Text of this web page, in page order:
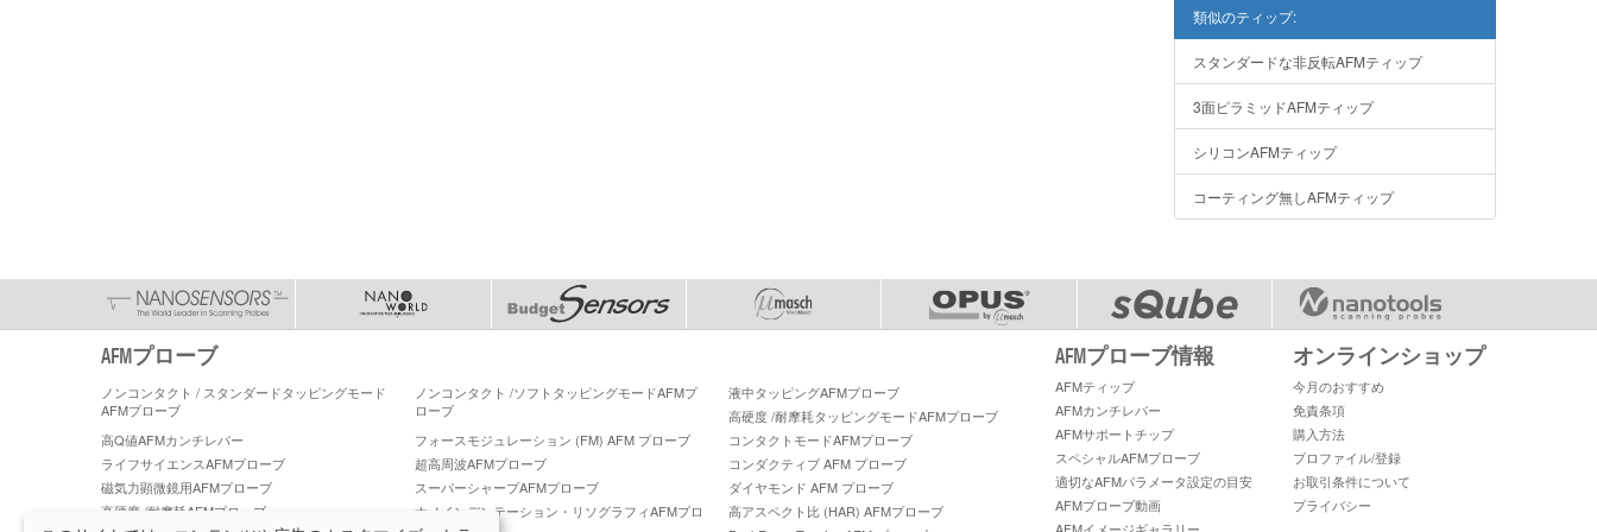
類似のティップ:
スタンダードな非反転AFMティップ
3面ピラミッドAFMティップ
シリコンAFMティップ
コーティング無しAFMティップ
AFMプローブ
ノンコンタクト / スタンダードタッピングモード
AFMプローブ
ノンコンタクト /ソフトタッピングモードAFMプ
ローブ
液中タッピングAFMプローブ
高硬度 /耐摩耗タッピングモードAFMプローブ
高Q値AFMカンチレバー
フォースモジュレーション (FM) AFM プローブ
コンタクトモードAFMプローブ
ライフサイエンスAFMプローブ
超高周波AFMプローブ
コンダクティブ AFM プローブ
磁気力顕微鏡用AFMプローブ
スーパーシャープAFMプローブ
ダイヤモンド AFM プローブ
高硬度 /耐摩耗AFMプローブ
ナノインデンテーション・リソグラフィAFMプロ
ーブ
高アスペクト比 (HAR) AFMプローブ
AFMプローブ情報
AFMティップ
AFMカンチレバー
AFMサポートチップ
スペシャルAFMプローブ
適切なAFMパラメータ設定の目安
AFMプローブ動画
AFMイメージギャラリー
オンラインショップ
今月のおすすめ
免責条項
購入方法
プロファイル/登録
お取引条件について
プライバシー